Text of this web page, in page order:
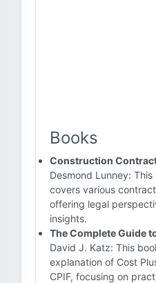
Books
Construction
Desmond Lunney:
covers various
offering legal
insights.
The Complete Guide
David J. Katz: This
explanation of Cost
CPIF, focusing on